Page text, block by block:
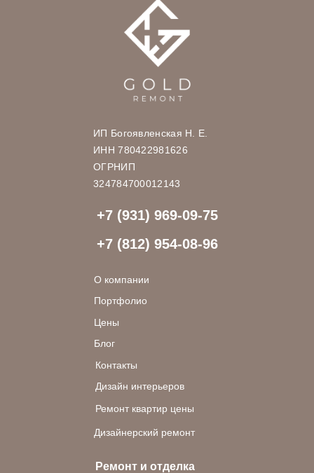
+7 (931) 969-09-75
+7 (812) 954-08-96
Ремонт и отделка
О компании
Дизайн интерьеров
Дизайнерский ремонт
Ремонт квартир цены
Цены
Блог
Портфолио
Контакты
ИП Богоявленская Н. Е.
ИНН 780422981626
ОГРНИП
324784700012143